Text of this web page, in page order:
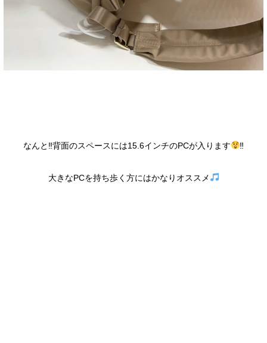
なんと‼背面のスペースには15.6インチのPCが入ります ‼
大きなPCを持ち歩く方にはかなりオススメ